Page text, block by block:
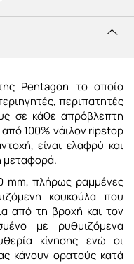
Pentagon το οποίο
περιπατητές
σε κάθε απρόβλεπτη
100% νάιλον ripstop
είναι ελαφρύ και
μεταφορά.
mm, πλήρως ραμμένες
κουκούλα που
από τη βροχή και τον
με ρυθμιζόμενα
κίνησης ενώ οι
κάνουν ορατούς κατά